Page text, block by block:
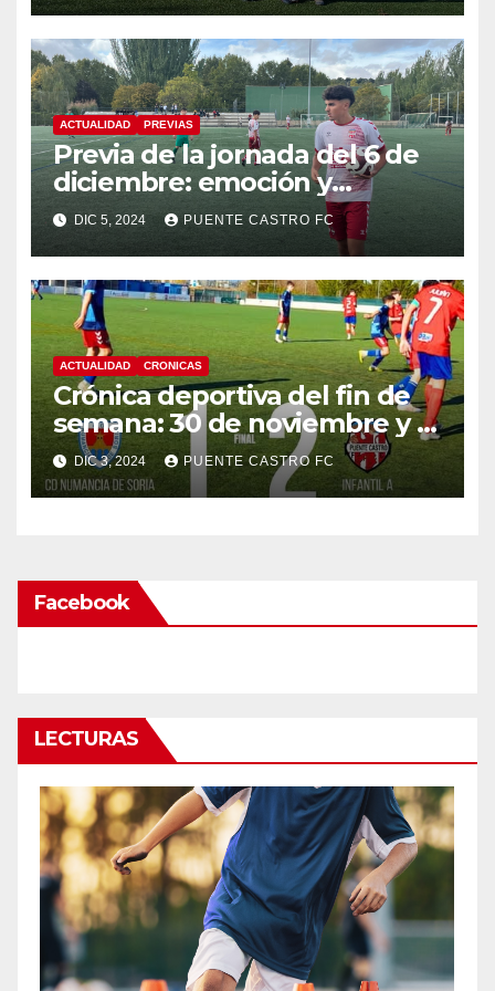
ACTUALIDAD PREVIAS
Previa de la jornada del 6 de
diciembre: emoción y
desafíos para nuestros
equipos
DIC 5, 2024 PUENTE CASTRO FC
ACTUALIDAD CRONICAS
Crónica deportiva del fin de
semana: 30 de noviembre y 1
de diciembre
DIC 3, 2024 PUENTE CASTRO FC
Facebook
LECTURAS